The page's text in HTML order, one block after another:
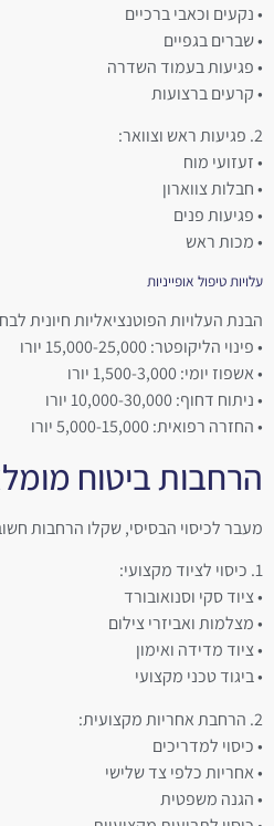
• נקעים וכאבי ברכיים
• שברים בגפיים
• פגיעות בעמוד השדרה
• קרעים ברצועות
2. פגיעות ראש וצוואר:
• זעזועי מוח
• חבלות צווארון
• פגיעות פנים
• מכות ראש
עלויות טיפול אופייניות
הבנת העלויות הפוטנציאליות חיונית
• פינוי הליקופטר: 15,000-25,000 יורו
• אשפוז יומי: 1,500-3,000 יורו
• ניתוח דחוף: 10,000-30,000 יורו
• החזרה רפואית: 5,000-15,000 יורו
הרחבות ביטוח
מעבר לכיסוי הבסיסי, שקלו הרחבות
1. כיסוי לציוד מקצועי:
• ציוד סקי וסנואובורד
• מצלמות ואביזרי צילום
• ציוד מדידה ואימון
• ביגוד טכני מקצועי
2. הרחבת אחריות מקצועית:
• כיסוי למדריכים
• אחריות כלפי צד שלישי
• הגנה משפטית